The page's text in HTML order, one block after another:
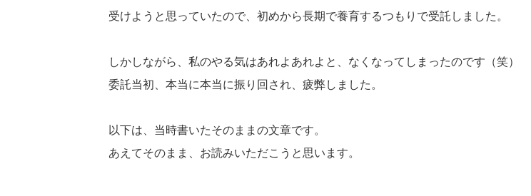
受けようと思っていたので、初めから長期で養育するつもりで受託しました。
しかしながら、私のやる気はあれよあれよと、なくなってしまったのです（笑）
委託当初、本当に本当に振り回され、疲弊しました。
以下は、当時書いたそのままの文章です。
あえてそのまま、お読みいただこうと思います。